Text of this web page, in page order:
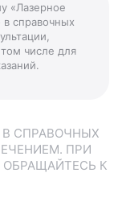
«Лазерное
справочных
числе для
СПРАВОЧНЫХ
ПРИ
К